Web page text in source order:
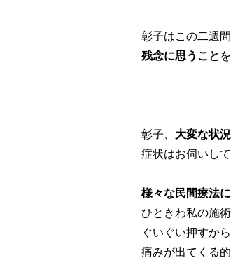
彰子はこの二週間
残念に思うこと
彰子、 大変な状
症状はお伺いして
様々な民間療法
ひときわ私の施
ぐいぐい押すか
痛みが出てくる的